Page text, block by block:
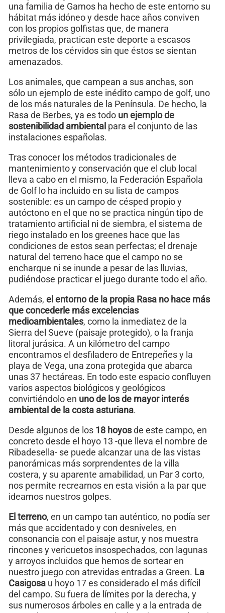
una familia de Gamos ha hecho de este entorno su
hábitat más idóneo y desde hace años conviven
con los propios golfistas que, de manera
privilegiada, practican este deporte a escasos
metros de los cérvidos sin que éstos se sientan
amenazados.
Los animales, que campean a sus anchas, son
sólo un ejemplo de este inédito campo de golf, uno
de los más naturales de la Península. De hecho, la
Rasa de Berbes, ya es todo un ejemplo de
sostenibilidad ambiental para el conjunto de las
instalaciones españolas.
Tras conocer los métodos tradicionales de
mantenimiento y conservación que el club local
lleva a cabo en el mismo, la Federación Española
de Golf lo ha incluido en su lista de campos
sostenible: es un campo de césped propio y
autóctono en el que no se practica ningún tipo de
tratamiento artificial ni de siembra, el sistema de
riego instalado en los greenes hace que las
condiciones de estos sean perfectas; el drenaje
natural del terreno hace que el campo no se
encharque ni se inunde a pesar de las lluvias,
pudiéndose practicar el juego durante todo el año.
Además, el entorno de la propia Rasa no hace más
que concederle más excelencias
medioambientales, como la inmediatez de la
Sierra del Sueve (paisaje protegido), o la franja
litoral jurásica. A un kilómetro del campo
encontramos el desfiladero de Entrepeñes y la
playa de Vega, una zona protegida que abarca
unas 37 hectáreas. En todo este espacio confluyen
varios aspectos biológicos y geológicos
convirtiéndolo en uno de los de mayor interés
ambiental de la costa asturiana.
Desde algunos de los 18 hoyosde este campo, en
concreto desde el hoyo 13 -que lleva el nombre de
Ribadesella- se puede alcanzar una de las vistas
panorámicas más sorprendentes de la villa
costera, y su aparente amabilidad, un Par 3 corto,
nos permite recrearnos en esta visión a la par que
ideamos nuestros golpes.
El terreno, en un campo tan auténtico, no podía ser
más que accidentado y con desniveles, en
consonancia con el paisaje astur, y nos muestra
rincones y vericuetos insospechados, con lagunas
y arroyos incluidos que hemos de sortear en
nuestro juego con atrevidas entradas a Green. La
Casigosa u hoyo 17 es considerado el más difícil
del campo. Su fuera de límites por la derecha, y
sus numerosos árboles en calle y a la entrada de